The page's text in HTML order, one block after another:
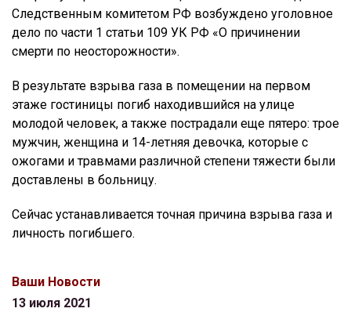
Следственным комитетом РФ возбуждено уголовное
дело по части 1 статьи 109 УК РФ «О причинении
смерти по неосторожности».
В результате взрыва газа в помещении на первом
этаже гостиницы погиб находившийся на улице
молодой человек, а также пострадали еще пятеро: трое
мужчин, женщина и 14-летняя девочка, которые с
ожогами и травмами различной степени тяжести были
доставлены в больницу.
Сейчас устанавливается точная причина взрыва газа и
личность погибшего.
Ваши Новости
13 июля 2021